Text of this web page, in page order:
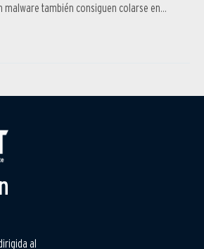
malware también consiguen colarse en...
al